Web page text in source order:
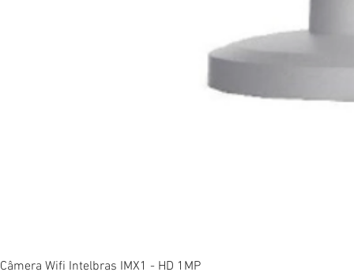
Câmera Wifi Intelbras IMX1 - HD 1MP